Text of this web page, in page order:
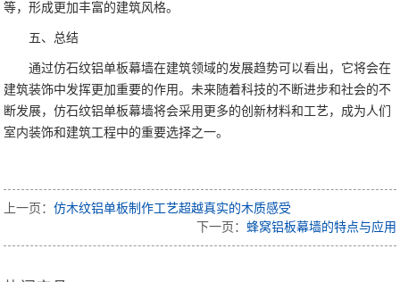
等，形成更加丰富的建筑风格。
五、总结
通过仿石纹铝单板幕墙在建筑领域的发展趋势可以看出，它将会在
建筑装饰中发挥更加重要的作用。未来随着科技的不断进步和社会的不
断发展，仿石纹铝单板幕墙将会采用更多的创新材料和工艺，成为人们
室内装饰和建筑工程中的重要选择之一。
上一页：仿木纹铝单板制作工艺超越真实的木质感受
下一页： 蜂窝铝板幕墙的特点与应用